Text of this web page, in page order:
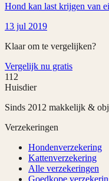
Hond kan last krijgen van
13 jul 2019
Klaar om te vergelijken?
Vergelijk nu gratis
112
Huisdier
Sinds 2012 makkelijk &
Verzekeringen
Hondenverzekering
Kattenverzekering
Alle verzekeringen
Goedkope